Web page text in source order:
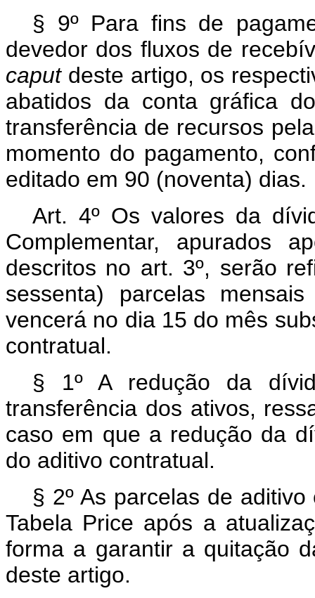
§ 9º Para fins de
devedor dos fluxos de
caputdeste artigo, os
abatidos da conta gráfica
transferência de recursos
momento do pagamento,
editado em 90 (noventa) dias.
Art. 4ºOs valores da
Complementar, apurados
descritos no art. 3º, serão
sessenta) parcelas
vencerá no dia 15 do mês
contratual.
§ 1º A redução da
transferência dos ativos,
caso em que a redução da
do aditivo contratual.
§ 2º As parcelas de
Tabela Price após a
forma a garantir a quitação
deste artigo.